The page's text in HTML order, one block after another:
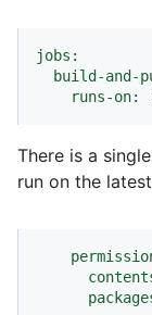
jobs:
build-and-
runs-on:
There is a
run on the